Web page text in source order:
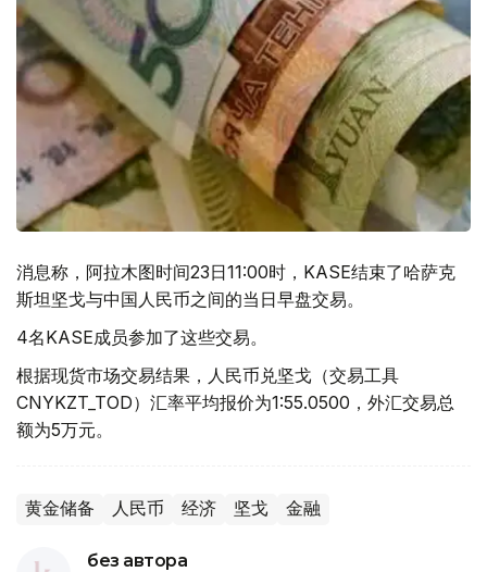
消息称，阿拉木图时间23日11:00时，KASE结束了哈萨克
斯坦坚戈与中国人民币之间的当日早盘交易。
4名KASE成员参加了这些交易。
根据现货市场交易结果，人民币兑坚戈（交易工具
CNYKZT_TOD）汇率平均报价为1:55.0500，外汇交易总
额为5万元。
黄金储备 人民币 经济 坚戈 金融
без автора